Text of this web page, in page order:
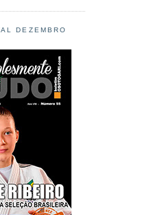
DEZEMBRO